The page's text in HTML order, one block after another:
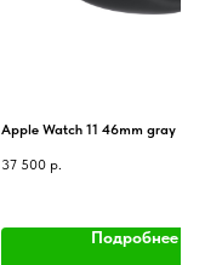
Apple Watch 11 46mm gray
37 500 р.
Подробнее